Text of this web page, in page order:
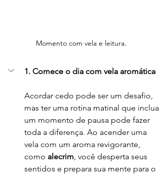
Momento com vela e leitura.
1. Comece o dia com vela aromática
Acordar cedo pode ser um desafio,
mas ter uma rotina matinal que inclua
um momento de pausa pode fazer
toda a diferença. Ao acender uma
vela com um aroma revigorante,
como alecrim , você desperta seus
sentidos e prepara sua mente para o